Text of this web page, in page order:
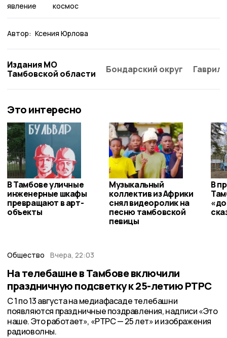
явление космос
Автор: Ксения Юрлова
Издания МО
Тамбовской области
Бондарский округ
Это интересно
В Тамбове уличные
инженерные шкафы
превращают в арт-
объекты
Музыкальный
коллектив из Африки
снял видеоролик на
песню тамбовской
певицы
В
Общество Вчера, 22:03
На телебашне в Тамбове включили
праздничную подсветку к 25-летию РТРС
С 1 по 13 августа на медиафасаде телебашни
появляются праздничные поздравления, надписи «Это
наше. Это работает», «РТРС — 25 лет» и изображения
радиоволны.